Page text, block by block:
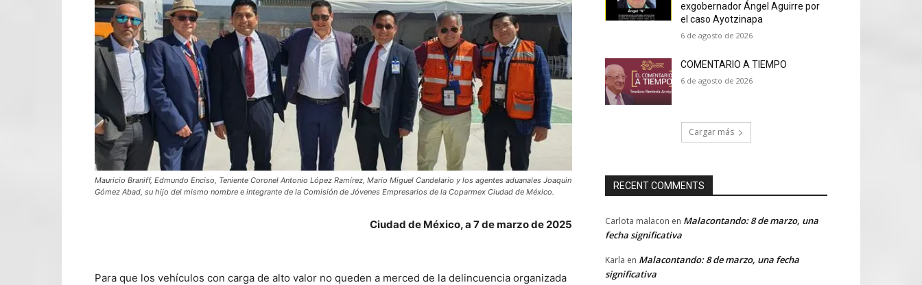
Mauricio Braniff, Edmundo Enciso, Teniente Coronel Antonio López Ramírez, Mario Miguel Candelario y los agentes aduanales Joaquin
Gómez Abad, su hijo del mismo nombre e integrante de la Comisión de Jóvenes Empresarios de la Coparmex Ciudad de México.
Ciudad de México, a 7 de marzo de 2025
Para que los vehículos con carga de alto valor no queden a merced de la delincuencia organizada
exgobernador Ángel Aguirre por
el caso Ayotzinapa
6 de agosto de 2026
COMENTARIO A TIEMPO
6 de agosto de 2026
Cargar más
RECENT COMMENTS
Carlota malacon en Malacontando: 8 de marzo, una
fecha significativa
Karla en Malacontando: 8 de marzo, una fecha
significativa